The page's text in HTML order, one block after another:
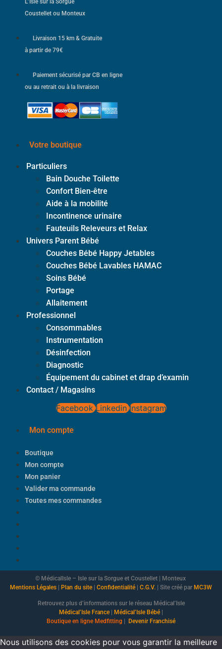
L’Isle sur la Sorgue
Coustellet ou Monteux
Livraison 15 km & Gratuite
à partir de 79€
Paiement sécurisé par CB en ligne
ou au retrait ou à la livraison
Votre boutique
Particuliers
Bain Douche Toilette
Confort Bien-être
Aide à la mobilité
Incontinence urinaire
Fauteuils Releveurs et Relax
Univers Parent Bébé
Couches Bébé Happy Jetables
Couches Bébé Lavables HAMAC
Soins Bébé
Portage
Allaitement
Professionnel
Consommables
Instrumentation
Désinfection
Diagnostic
Équipement du cabinet et drap d’examin
Contact / Magasins
Facebook Linkedin Instagram
Mon compte
Boutique
Mon compte
Mon panier
Valider ma commande
Toutes mes commandes
© MédicalIsle – Isle sur la Sorgue et Coustellet | Monteux
Mentions Légales | Plan du site | Confidentialité | C.G.V. | Site créé par MC3W
Retrouvez plus d’informations sur le réseau Médical’Isle
Médical’Isle France
Médical’Isle Bébé
Boutique en ligne Medfitting Devenir Franchisé
Nous utilisons des cookies pour vous garantir la meilleure